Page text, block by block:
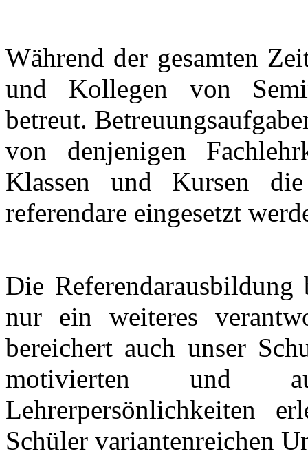
Während der gesamten
und Kollegen von
betreut.
von denjenigen
Klassen und Kursen
referendare eingesetzt
Die
nur ein weiteres
bereichert auch unser
motivierten und
Lehrerpersönlichkeiten
Schüler variantenreichen